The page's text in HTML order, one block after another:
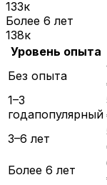
133к
Более 6 лет
138к
Уровень опыта
Без опыта
1–3
годапопулярный
3–6 лет
Более 6 лет